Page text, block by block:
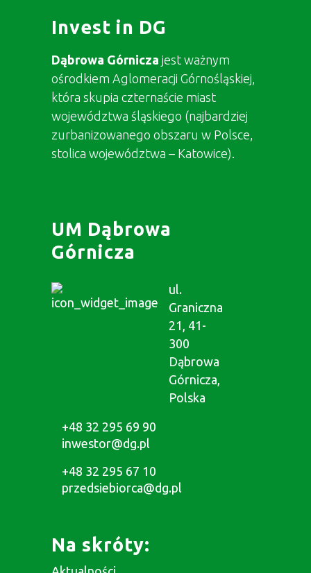
Invest in DG
Dąbrowa Górnicza jest ważnym
ośrodkiem Aglomeracji Górnośląskiej,
która skupia czternaście miast
województwa śląskiego (najbardziej
zurbanizowanego obszaru w Polsce,
stolica województwa – Katowice).
UM Dąbrowa
Górnicza
ul.
Graniczna
21, 41-
300
Dąbrowa
Górnicza,
Polska
+48 32 295 69 90
inwestor@dg.pl
+48 32 295 67 10
przedsiebiorca@dg.pl
Na skróty: